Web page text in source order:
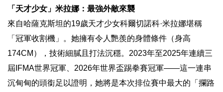
「天才少女」米拉娜：最強外敵來襲
來自哈薩克斯坦的19歲天才少女科爾切諾科·米拉娜堪稱
「冠軍收割機」。她擁有令人艷羨的身體條件（身高
174CM），技術細膩且打法沉穩。2023年至2025年連續三
屆IFMA世界冠軍、2026年世界盃踢拳賽冠軍——這一連串
沉甸甸的頭銜足以證明，她將是本次排位賽中最大的「攔路